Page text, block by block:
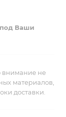
Ваши
внимание не
материалов,
доставки.